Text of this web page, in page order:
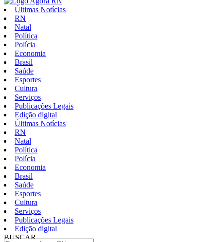
Últimas Notícias
RN
Natal
Política
Polícia
Economia
Brasil
Saúde
Esportes
Cultura
Serviços
Publicações Legais
Edição digital
Últimas Notícias
RN
Natal
Política
Polícia
Economia
Brasil
Saúde
Esportes
Cultura
Serviços
Publicações Legais
Edição digital
BUSCAR